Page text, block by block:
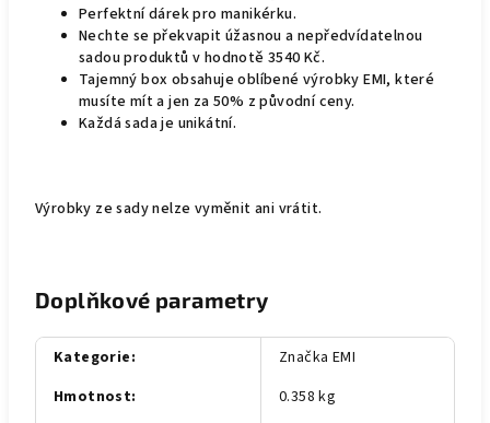
Perfektní dárek pro manikérku.
Nechte se překvapit úžasnou a nepředvídatelnou
sadou produktů v hodnotě 3540 Kč.
Tajemný box obsahuje oblíbené výrobky EMI, které
musíte mít a jen za 50% z původní ceny.
Každá sada je unikátní.
Výrobky ze sady nelze vyměnit ani vrátit.
Doplňkové parametry
Kategorie:
Značka EMI
Hmotnost:
0.358 kg